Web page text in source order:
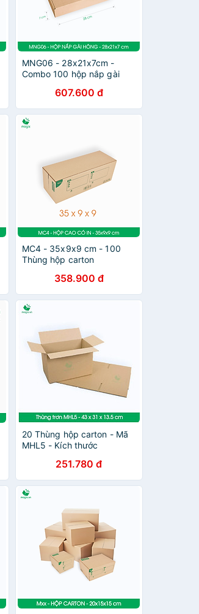
MNG06 - 28x21x7cm -
Combo 100 hộp nắp gài
607.600 đ
MC4 - 35x9x9 cm - 100
Thùng hộp carton
358.900 đ
20 Thùng hộp carton - Mã
MHL5 - Kích thước
251.780 đ